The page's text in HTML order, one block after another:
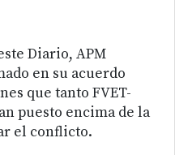
Diario, APM
en su acuerdo
que tanto FVET-
puesto encima de la
el conflicto.